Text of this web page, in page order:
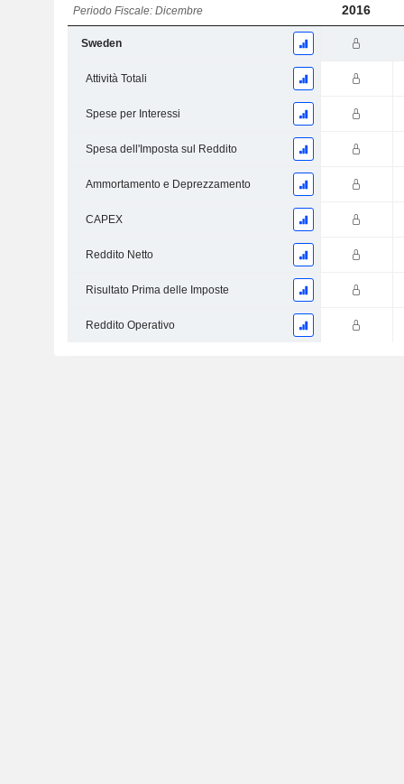
Periodo Fiscale: Dicembre 2016
Sweden
Attività Totali
Spese per Interessi
Spesa dell'Imposta sul Reddito
Ammortamento e Deprezzamento
CAPEX
Reddito Netto
Risultato Prima delle Imposte
Reddito Operativo